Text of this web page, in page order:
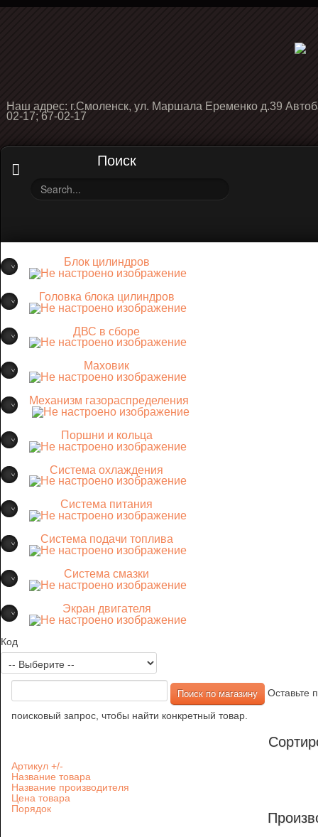
Наш адрес: г.Смоленск, ул. Маршала Еременко д.39
02-17; 67-02-17
Поиск
Блок цилиндров
Головка блока цилиндров
ДВС в сборе
Маховик
Механизм газораспределения
Поршни и кольца
Система охлаждения
Система питания
Система подачи топлива
Система смазки
Экран двигателя
Код
Оставьте
поисковый запрос, чтобы найти конкретный товар.
Артикул +/-
Название товара
Название производителя
Цена товара
Порядок